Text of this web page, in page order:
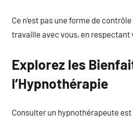
Ce n’est pas une forme de
travaille avec vous, en respectant
Explorez les
l’Hypnothérapie
Consulter un hypnothérapeute